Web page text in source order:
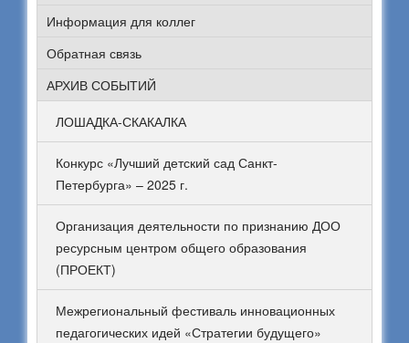
Информация для коллег
Обратная связь
АРХИВ СОБЫТИЙ
ЛОШАДКА-СКАКАЛКА
Конкурс «Лучший детский сад Санкт-
Петербурга» – 2025 г.
Организация деятельности по признанию ДОО
ресурсным центром общего образования
(ПРОЕКТ)
Межрегиональный фестиваль инновационных
педагогических идей «Стратегии будущего»